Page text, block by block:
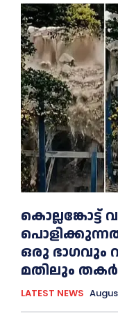
കൊല്ലങ്കോട്ട്
ഒരു ഭാഗവും
മതിലും
LATEST NEWS